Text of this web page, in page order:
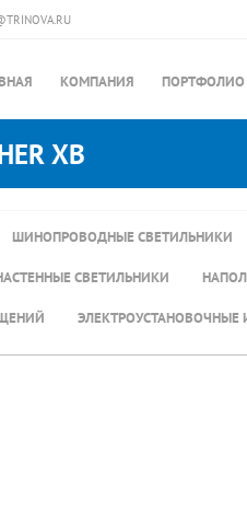
КОМПАНИЯ ПОРТФОЛИО
XB
ШИНОПРОВОДНЫЕ СВЕТИЛЬНИКИ
СВЕТИЛЬНИКИ
ЭЛЕКТРОУСТАНОВОЧНЫЕ